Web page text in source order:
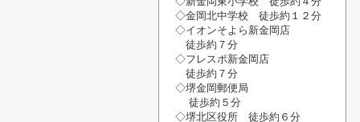
◇金岡北中学校 徒歩約１２分
◇イオンそよら新金岡店
徒歩約７分
◇フレスポ新金岡店
徒歩約７分
◇堺金岡郵便局
徒歩約５分
◇堺北区役所 徒歩約６分